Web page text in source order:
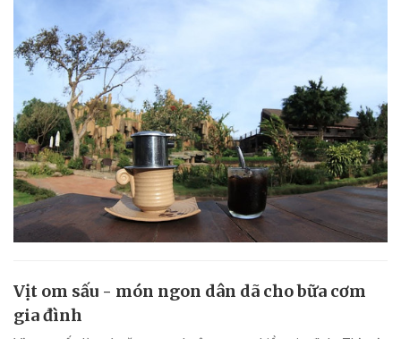
Vịt om sấu - món ngon dân dã cho bữa cơm
gia đình